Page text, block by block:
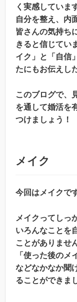
く実感していま
自分を整え、内
皆さんの気持ち
きると信じてい
イク」と「自信
たにもお伝えし
このブログで、
を通して婚活を
つけましょう！
メイク
今回はメイクで
メイクってしっ
いろんなことを
ことがありませ
「使った後のメ
などなかなか聞
ることができま